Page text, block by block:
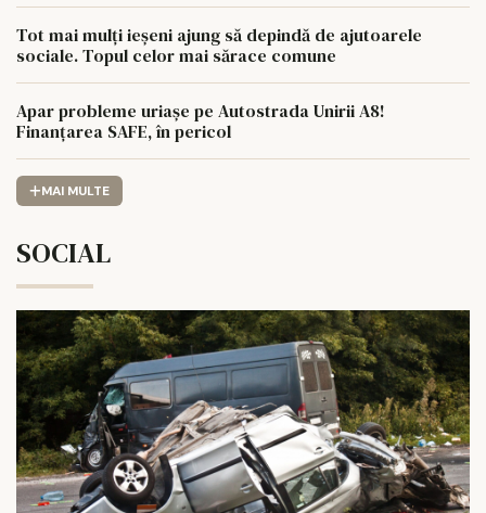
Tot mai mulți ieșeni ajung să depindă de ajutoarele
sociale. Topul celor mai sărace comune
Apar probleme uriașe pe Autostrada Unirii A8!
Finanțarea SAFE, în pericol
MAI MULTE
SOCIAL